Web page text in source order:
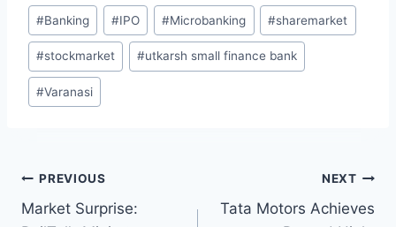
Post
Tags:
#Banking #IPO #Microbanking #sharemarket
#stockmarket #utkarsh small finance bank
#Varanasi
Post
navigation
PREVIOUS
Market Surprise:
NEXT
Tata Motors Achieves